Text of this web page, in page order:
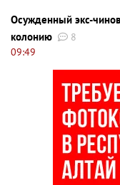
Осужденный экс-
колонию
8
09:49